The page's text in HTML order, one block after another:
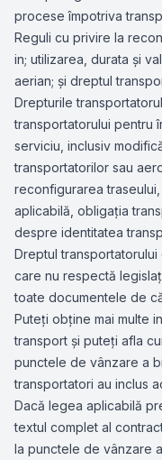
procese împotriva
Reguli cu privire la
in; utilizarea, durata şi
aerian; şi dreptul
Drepturile
transportatorului pentru
serviciu, inclusiv
transportatorilor sau
reconfigurarea
aplicabilă, obligaţia
despre identitatea
Dreptul
care nu respectă
toate documentele de
Puteţi obţine mai multe
transport şi puteţi afla
punctele de vânzare a
transportatori au inclus
Dacă legea aplicabilă
textul complet al
la punctele de vânzare